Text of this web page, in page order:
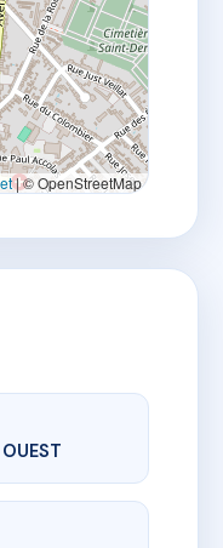
|© OpenStreetMap